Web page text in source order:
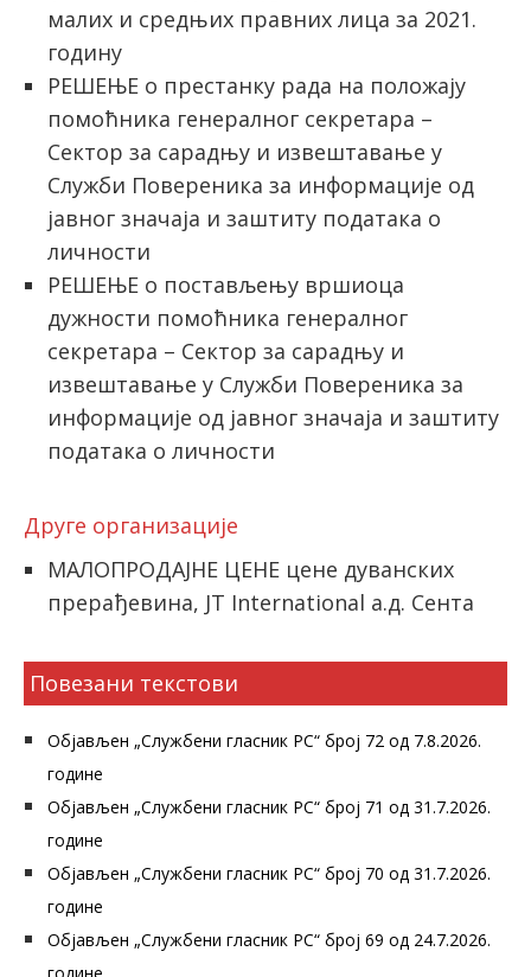
малих и средњих правних лица за 2021.
годину
РЕШЕЊЕ о престанку рада на положају
помоћника генералног секретара –
Сектор за сарадњу и извештавање у
Служби Повереника за информације од
јавног значаја и заштиту података о
личности
РЕШЕЊЕ о постављењу вршиоца
дужности помоћника генералног
секретара – Сектор за сарадњу и
извештавање у Служби Повереника за
информације од јавног значаја и заштиту
података о личности
Друге организације
МАЛОПРОДАЈНЕ ЦЕНЕ цене дуванских
прерађевина, JT International а.д. Сента
Повезани текстови
Објављен „Службени гласник РС“ број 72 од 7.8.2026.
године
Објављен „Службени гласник РС“ број 71 од 31.7.2026.
године
Објављен „Службени гласник РС“ број 70 од 31.7.2026.
године
Објављен „Службени гласник РС“ број 69 од 24.7.2026.